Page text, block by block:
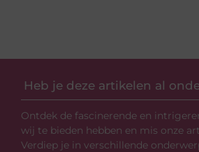
Heb je deze artikelen al
Ontdek de fascinerende en
wij te bieden hebben en mis onze
Verdiep je in verschillende